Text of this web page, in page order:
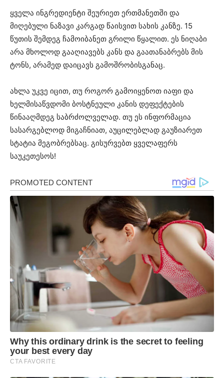
ყველა ინგრედიენტი შეურიეთ ერთმანეთში და
მიღებული ნაზავი კარგად წაისვით სახის კანზე. 15
წუთის შემდეგ ჩამოიბანეთ გრილი წყალით. ეს ნიღაბი
არა მხოლოდ გააღიავებს კანს და გაათანაბრებს მის
ტონს, არამედ დაიცავს გამოშრობისგანაც.
ახლა უკვე იცით, თუ როგორ გამოიყენოთ იაფი და
ხელმისაწვდომი ბოსტნეული კანის დეფექტების
წინააღმდეგ საბრძოლველად. თუ ეს ინფორმაცია
სასარგებლოდ მიგაჩნიათ, აუცილებლად გაუზიარეთ
სტატია მეგობრებსაც. გისურვებთ ყველაფერს
საუკეთესოს!